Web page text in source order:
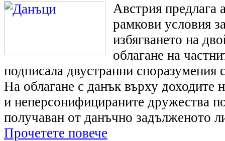
Австрия предлага
рамкови условия
избягването на
облагане на
подписала двустранни споразумения
На облагане с данък върху доходите
и неперсонифицираните дружества
получаван от данъчно задълженото
Прочетете повече